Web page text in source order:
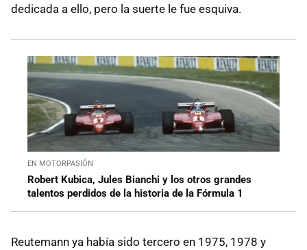
dedicada a ello, pero la suerte le fue esquiva.
EN MOTORPASIÓN
Robert Kubica, Jules Bianchi y los otros grandes
talentos perdidos de la historia de la Fórmula 1
Reutemann ya había sido tercero en 1975, 1978 y